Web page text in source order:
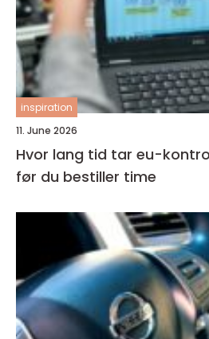
inspiration
11. June 2026
Hvor lang tid tar eu-
før du bestiller time